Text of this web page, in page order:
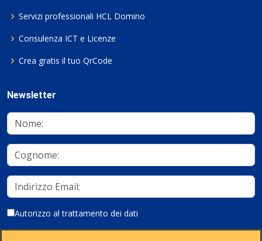
Servizi professionali HCL Domino
Consulenza ICT e Licenze
Crea gratis il tuo QrCode
Newsletter
Autorizzo al trattamento dei dati